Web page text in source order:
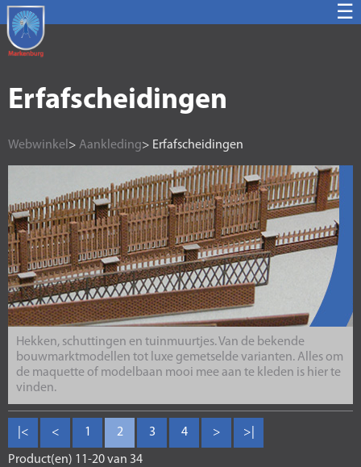
☰
Erfafscheidingen
Webwinkel > Aankleding> Erfafscheidingen
Hekken, schuttingen en tuinmuurtjes. Van de bekende
bouwmarktmodellen tot luxe gemetselde varianten. Alles om
de maquette of modelbaan mooi mee aan te kleden is hier te
vinden.
|< < 1 2 3 4 > >|
Product(en) 11-20 van 34